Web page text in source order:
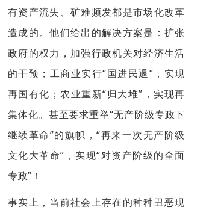
有资产流失 、矿难频发都是市场化改革
造成的。他们给出的解决方案是：扩张
政府的权力，加强行政机关对经济生活
的干预；工商业实行“国进民退”，实现
再国有化；农业重新“归大堆”，实现再
集体化。甚至要求重举“无产阶级专政下
继续革命”的旗帜，“再来一次无产阶级
文化大革命”，实现“对资产阶级的全面
专政”！
事实上，当前社会上存在的种种丑恶现